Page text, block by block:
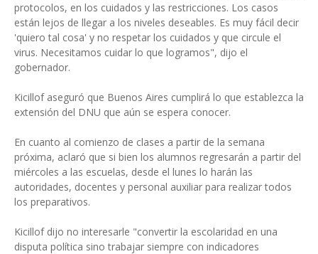
protocolos, en los cuidados y las restricciones. Los casos
están lejos de llegar a los niveles deseables. Es muy fácil decir
'quiero tal cosa' y no respetar los cuidados y que circule el
virus. Necesitamos cuidar lo que logramos", dijo el
gobernador.
Kicillof aseguró que Buenos Aires cumplirá lo que establezca la
extensión del DNU que aún se espera conocer.
En cuanto al comienzo de clases a partir de la semana
próxima, aclaró que si bien los alumnos regresarán a partir del
miércoles a las escuelas, desde el lunes lo harán las
autoridades, docentes y personal auxiliar para realizar todos
los preparativos.
Kicillof dijo no interesarle "convertir la escolaridad en una
disputa política sino trabajar siempre con indicadores